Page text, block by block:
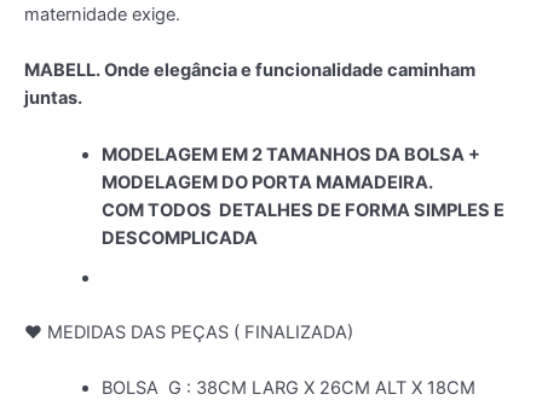
maternidade exige.
MABELL. Onde elegância e funcionalidade caminham
juntas.
MODELAGEM EM 2 TAMANHOS DA BOLSA +
MODELAGEM DO PORTA MAMADEIRA.
COM TODOS DETALHES DE FORMA SIMPLES E
DESCOMPLICADA
♥ MEDIDAS DAS PEÇAS ( FINALIZADA)
BOLSA G : 38CM LARG X 26CM ALT X 18CM